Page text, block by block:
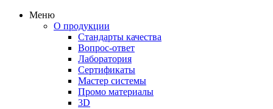
Меню
О продукции
Стандарты качества
Вопрос-ответ
Лаборатория
Сертификаты
Мастер системы
Промо материалы
3D